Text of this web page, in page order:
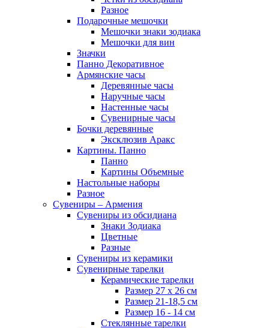
Разное
Подарочные мешочки
Мешочки знаки зодиака
Мешочки для вин
Значки
Панно Декоративное
Армянские часы
Деревянные часы
Наручные часы
Настенные часы
Сувенирные часы
Бочки деревянные
Эксклюзив Аракс
Картины. Панно
Панно
Картины Объемные
Настольные наборы
Разное
Сувениры – Армения
Сувениры из обсидиана
Знаки Зодиака
Цветные
Разные
Сувениры из керамики
Сувенирные тарелки
Керамические тарелки
Размер 27 х 26 см
Размер 21-18,5 см
Размер 16 - 14 см
Стеклянные тарелки